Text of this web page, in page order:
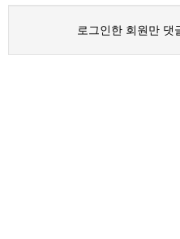
로그인한 회원만 댓